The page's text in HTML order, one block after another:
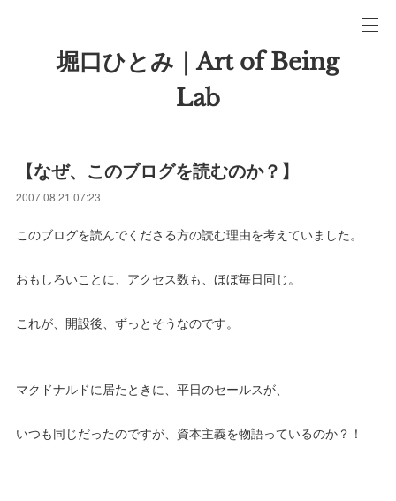
堀口ひとみ｜Art of Being
Lab
【なぜ、このブログを読むのか？】
2007.08.21 07:23
このブログを読んでくださる方の読む理由を考えていました。
おもしろいことに、アクセス数も、ほぼ毎日同じ。
これが、開設後、ずっとそうなのです。
マクドナルドに居たときに、平日のセールスが、
いつも同じだったのですが、資本主義を物語っているのか？！